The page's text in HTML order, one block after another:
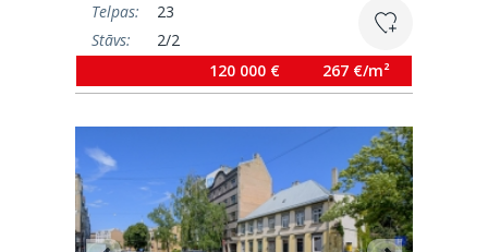
Telpas:
23
Stāvs:
2/2
120 000 € 267 €/m²